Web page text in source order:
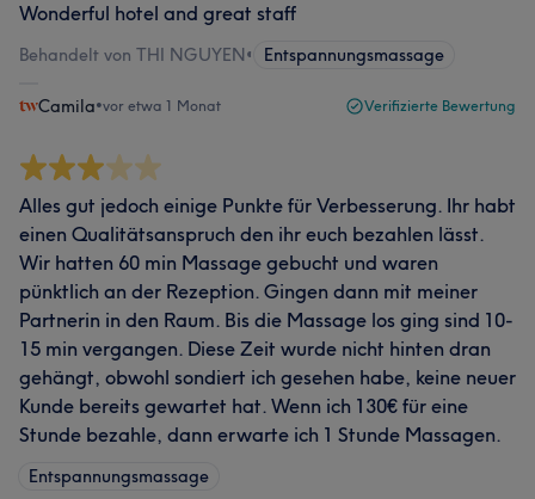
Wonderful hotel and great staff
Behandelt von THI NGUYEN• Entspannungsmassage
Camila•vor etwa 1 Monat Verifizierte Bewertung
Alles gut jedoch einige Punkte für Verbesserung. Ihr habt
einen Qualitätsanspruch den ihr euch bezahlen lässt.
Wir hatten 60 min Massage gebucht und waren
pünktlich an der Rezeption. Gingen dann mit meiner
Partnerin in den Raum. Bis die Massage los ging sind 10-
15 min vergangen. Diese Zeit wurde nicht hinten dran
gehängt, obwohl sondiert ich gesehen habe, keine neuer
Kunde bereits gewartet hat. Wenn ich 130€ für eine
Stunde bezahle, dann erwarte ich 1 Stunde Massagen.
Entspannungsmassage